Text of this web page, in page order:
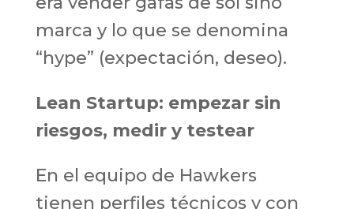
marca y lo que se denomina
“hype” (expectación, deseo).
Lean Startup: empezar sin
riesgos, medir y testear
En el equipo de Hawkers
tienen perfiles técnicos y con